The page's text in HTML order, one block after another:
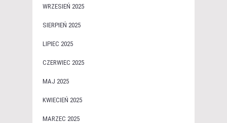
WRZESIEŃ 2025
SIERPIEŃ 2025
LIPIEC 2025
CZERWIEC 2025
MAJ 2025
KWIECIEŃ 2025
MARZEC 2025